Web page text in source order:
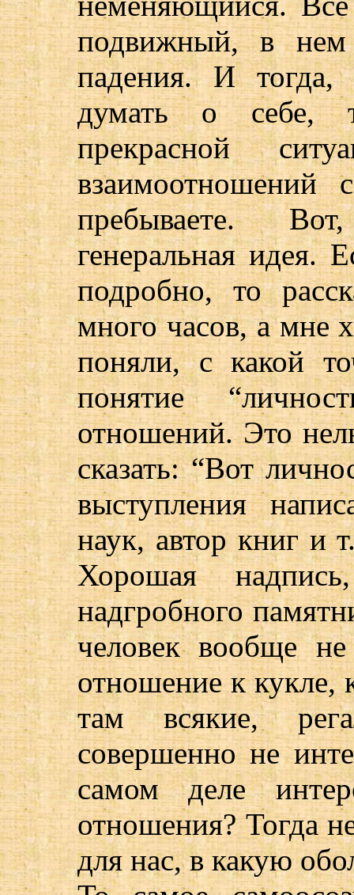
подвижный, в нем
падения. И тогда,
думать о себе,
прекрасной
пребываете.
генеральная идея.
подробно, то
много часов, а мне
поняли, с какой
понятие
отношений. Это
сказать: “Вот
выступления
наук, автор книг и
Хорошая
надгробного
человек вообще
отношение к кукле,
там всякие,
совершенно не
самом деле
отношения? Тогда
для нас, в какую